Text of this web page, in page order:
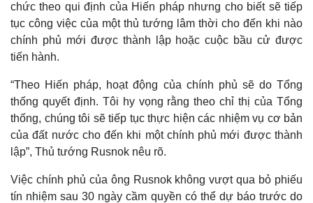
chức theo qui định của Hiến pháp nhưng cho biết sẽ tiếp
tục công việc của một thủ tướng lâm thời cho đến khi nào
chính phủ mới được thành lập hoặc cuộc bầu cử được
tiến hành.
“Theo Hiến pháp, hoạt động của chính phủ sẽ do Tổng
thống quyết định. Tôi hy vọng rằng theo chỉ thị của Tổng
thống, chúng tôi sẽ tiếp tục thực hiện các nhiệm vụ cơ bản
của đất nước cho đến khi một chính phủ mới được thành
lập”, Thủ tướng Rusnok nêu rõ.
Việc chính phủ của ông Rusnok không vượt qua bỏ phiếu
tín nhiệm sau 30 ngày cầm quyền có thể dự báo trước do